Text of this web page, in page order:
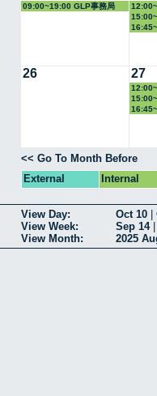
09:00~19:00 GLP事務局
26 27
<< Go To Month Before
External
Internal
View Day: Oct 10
View Week:
Sep 14|
View Month:
2025